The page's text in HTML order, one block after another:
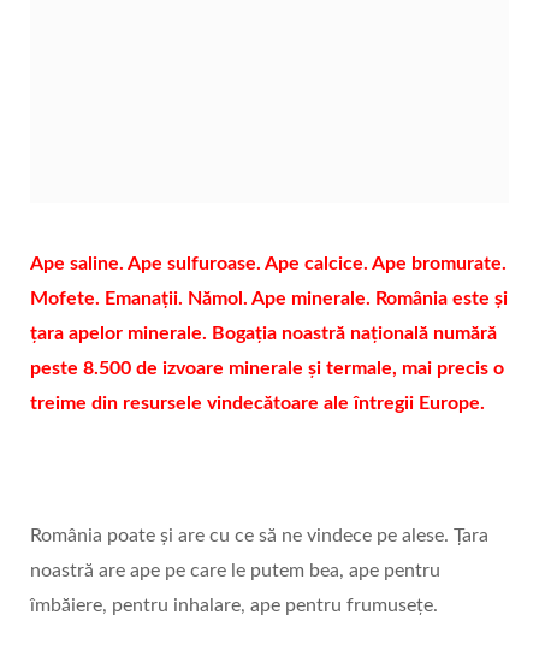
Ape saline. Ape sulfuroase. Ape calcice. Ape bromurate.
Mofete. Emanații. Nămol. Ape minerale. România este și
țara apelor minerale. Bogația noastră națională numără
peste 8.500 de izvoare minerale şi termale, mai precis o
treime din resursele vindecătoare ale întregii Europe.
România poate și are cu ce să ne vindece pe alese. Țara
noastră are ape pe care le putem bea, ape pentru
îmbăiere, pentru inhalare, ape pentru frumusețe.